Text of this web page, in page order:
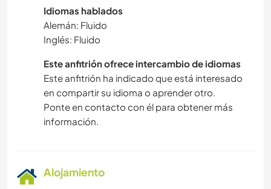
Idiomas hablados
Alemán: Fluido
Inglés: Fluido
Este anfitrión ofrece intercambio de idiomas
Este anfitrión ha indicado que está interesado
en compartir su idioma o aprender otro.
Ponte en contacto con él para obtener más
información.
Alojamiento